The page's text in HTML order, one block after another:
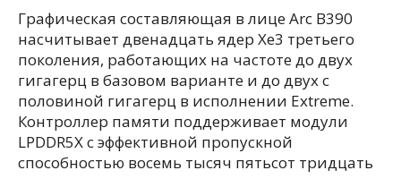
Графическая составляющая в лице Arc B390
насчитывает двенадцать ядер Xe3 третьего
поколения, работающих на частоте до двух
гигагерц в базовом варианте и до двух с
половиной гигагерц в исполнении Extreme.
Контроллер памяти поддерживает модули
LPDDR5X с эффективной пропускной
способностью восемь тысяч пятьсот тридцать